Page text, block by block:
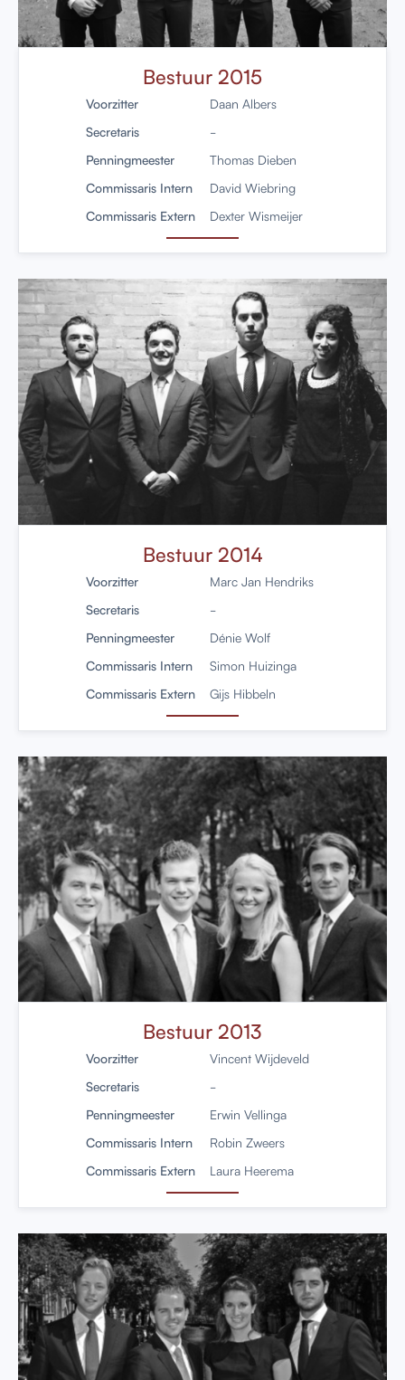
Bestuur 2015
Voorzitter
Daan Albers
Secretaris
-
Penningmeester
Thomas Dieben
Commissaris Intern
David Wiebring
Commissaris Extern
Dexter Wismeijer
Bestuur 2014
Voorzitter
Marc Jan Hendriks
Secretaris
-
Penningmeester
Dénie Wolf
Commissaris Intern
Simon Huizinga
Commissaris Extern
Gijs Hibbeln
Bestuur 2013
Voorzitter
Vincent Wijdeveld
Secretaris
-
Penningmeester
Erwin Vellinga
Commissaris Intern
Robin Zweers
Commissaris Extern
Laura Heerema